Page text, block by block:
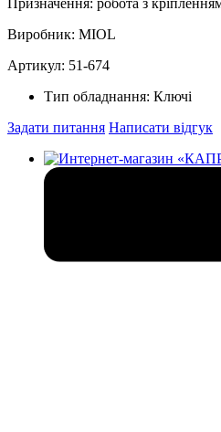
Виробник: MIOL
Артикул: 51‑674
Тип обладнання: Ключі
Задати питання Написати відгук